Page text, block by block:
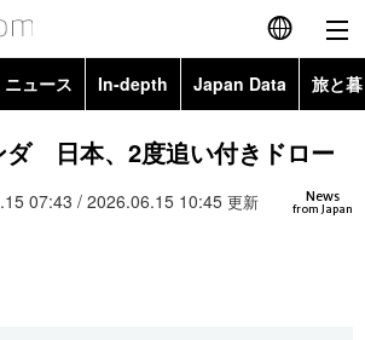
English
简体字
繁體字
ニュース In-depth Japan Data 旅と
Topics
Images
日本、2度追い付きドロー
News
from Japan
07:43 / 2026.06.15 10:45 更新